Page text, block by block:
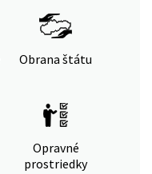
Obrana štátu
Opravné
prostriedky